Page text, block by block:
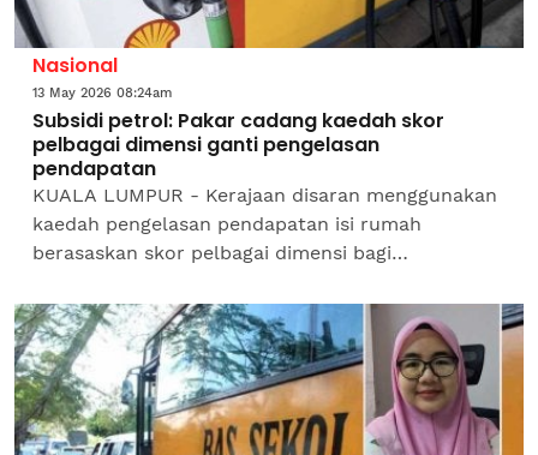
Nasional
13 May 2026 08:24am
Subsidi petrol: Pakar cadang kaedah skor
pelbagai dimensi ganti pengelasan
pendapatan
KUALA LUMPUR - Kerajaan disaran menggunakan
kaedah pengelasan pendapatan isi rumah
berasaskan skor pelbagai dimensi bagi
golongan berpendapatan tinggi...